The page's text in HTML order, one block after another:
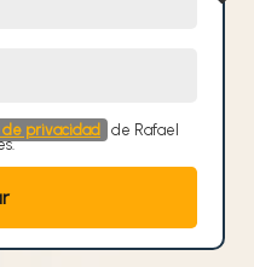
privacidad
de Rafael